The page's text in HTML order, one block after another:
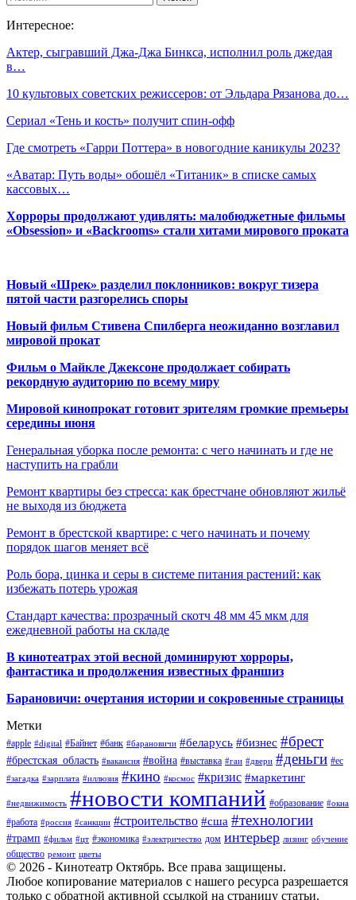
Интересное:
Актер, сыгравший Джа-Джа Бинкса, исполнил роль джедая
в…
10 культовых советских режиссеров: от Эльдара Рязанова до…
Сериал «Тень и кость» получит спин-офф
Где смотреть «Гарри Поттера» в новогодние каникулы 2023?
«Аватар: Путь воды» обошёл «Титаник» в списке самых
кассовых…
Хорроры продолжают удивлять: малобюджетные фильмы
«Obsession» и «Backrooms» стали хитами мирового проката
Новый «Шрек» разделил поклонников: вокруг тизера
пятой части разгорелись споры
Новый фильм Стивена Спилберга неожиданно возглавил
мировой прокат
Фильм о Майкле Джексоне продолжает собирать
рекордную аудиторию по всему миру
Мировой кинопрокат готовит зрителям громкие премьеры
середины июня
Генеральная уборка после ремонта: с чего начинать и где не
наступить на грабли
Ремонт квартиры без стресса: как брестчане обновляют жильё
не выходя из бюджета
Ремонт в брестской квартире: с чего начинать и почему
порядок шагов меняет всё
Роль бора, цинка и серы в системе питания растений: как
избежать потерь урожая
Стандарт качества: прозрачный скотч 48 мм 45 мкм для
ежедневной работы на складе
В кинотеатрах этой весной доминируют хорроры,
фантастика и продолжения известных франшиз
Барановичи: очертания истории и сокровенные страницы
Метки
#apple #digital #Байнет #банк #барановичи #беларусь #бизнес #брест
#брестская_область #вакансия #война #выставка #гаи #двери #деньги #ес
#загадка #зарплата #иллюзия #кино #космос #кризис #маркетинг
#недвижимость #новости компаний #образование #окна
#работа #россия #санкции #строительство #сша #технологии
#трамп #фильм #цт #экономика #электричество дом интерьер лизинг обучение
общество ремонт цветы
© 2026 - Кинотеатр Октябрь. Все права защищены.
Любое копирование материалов с нашего ресурса разрешается
только с обратной активной ссылкой на страницу статьи.